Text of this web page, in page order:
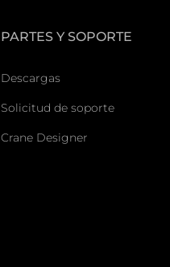
PARTES Y SOPORTE
Descargas
Solicitud de soporte
Crane Designer